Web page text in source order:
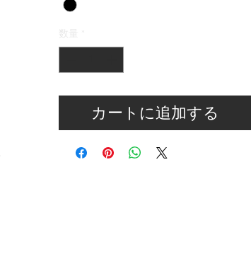
カートに追加する